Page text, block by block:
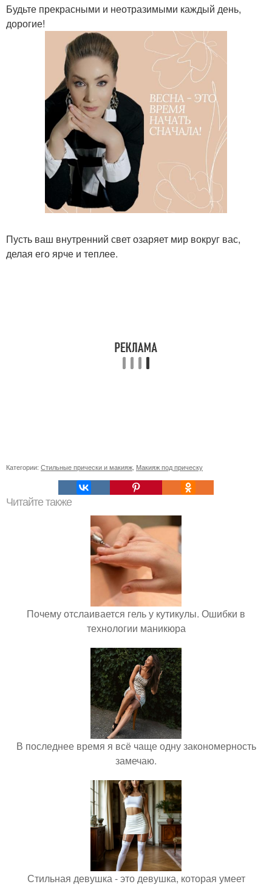
Будьте прекрасными и неотразимыми каждый день,
дорогие!
Пусть ваш внутренний свет озаряет мир вокруг вас,
делая его ярче и теплее.
Категории: Стильные прически и макияж Макияж под прическу
Читайте также
Почему отслаивается гель у кутикулы. Ошибки в
технологии маникюра
В последнее время я всё чаще одну закономерность
замечаю.
Стильная девушка - это девушка, которая умеет